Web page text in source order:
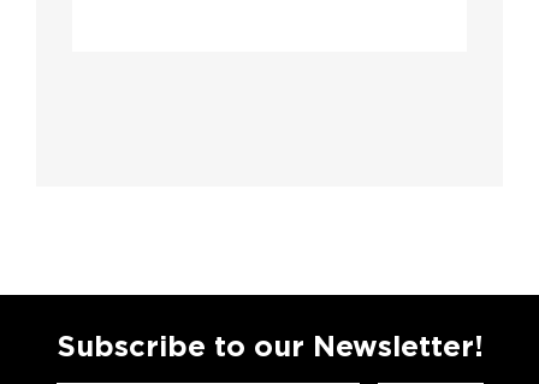
Subscribe to our Newsletter!